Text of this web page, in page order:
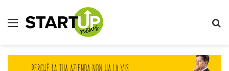
Menu